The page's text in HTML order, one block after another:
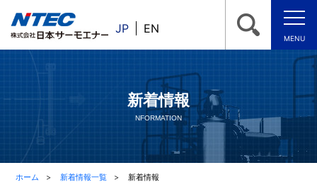
MENU
JP EN
新着情報
NFORMATION
ホーム 新着情報一覧 新着情報